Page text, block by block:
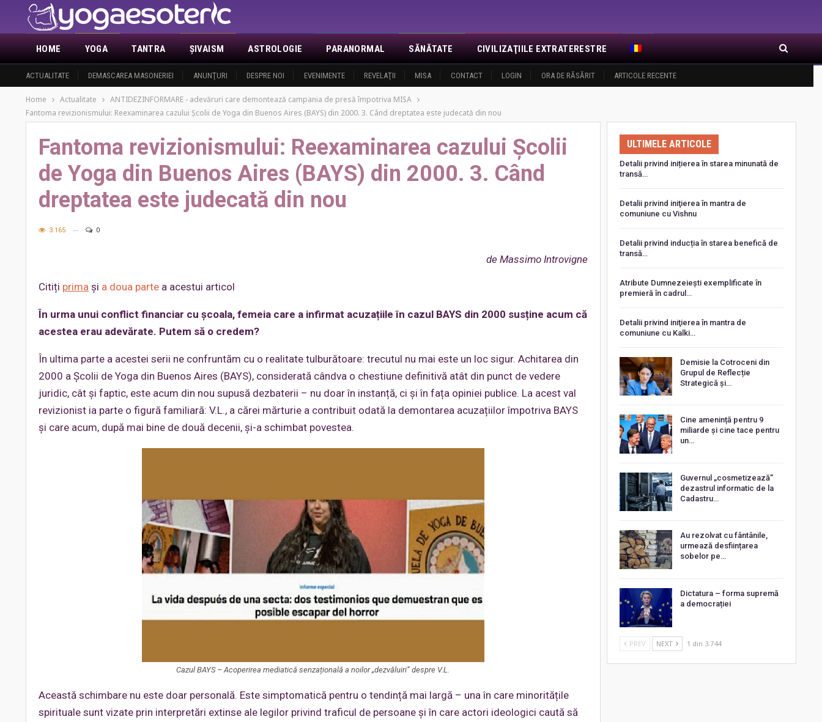
HOME
ACTUALITATE DEMASCAREA MASONERIEI ANUNŢURI DESPRE NOI EVENIMENTE REVELAŢII MISA CONTACT LOGIN ORA DE RĂSĂRIT ARTICOLE RECENTE
YOGA TANTRA ŞIVAISM ASTROLOGIE PARANORMAL SĂNĂTATE CIVILIZAŢIILE EXTRATERESTRE
Home Actualitate
ANTIDEZINFORMARE - adevăruri care demontează campania de presă împotriva MISA
Fantoma revizionismului: Reexaminarea cazului Școlii de Yoga din Buenos Aires (BAYS) din 2000. 3. Când dreptatea este judecată din nou
Fantoma revizionismului: Reexaminarea cazului Școlii
de Yoga din Buenos Aires (BAYS) din 2000. 3. Când
dreptatea este judecată din nou
3.165 0
de Massimo Introvigne
Citiți prima și a doua parte a acestui articol
În urma unui conflict financiar cu școala, femeia care a infirmat acuzațiile în cazul BAYS din 2000 susține acum că
acestea erau adevărate. Putem să o credem?
În ultima parte a acestei serii ne confruntăm cu o realitate tulburătoare: trecutul nu mai este un loc sigur. Achitarea din
2000 a Școlii de Yoga din Buenos Aires (BAYS), considerată cândva o chestiune definitivă atât din punct de vedere
juridic, cât și faptic, este acum din nou supusă dezbaterii – nu doar în instanță, ci și în fața opiniei publice. La acest val
revizionist ia parte o figură familiară: V.L., a cărei mărturie a contribuit odată la demontarea acuzațiilor împotriva BAYS
și care acum, după mai bine de două decenii, și-a schimbat povestea.
Cazul BAYS – Acoperirea mediatică senzațională a noilor „dezvăluiri” despre V.L.
Această schimbare nu este doar personală. Este simptomatică pentru o tendință mai largă – una în care minoritățile
spirituale sunt vizate prin interpretări extinse ale legilor privind traficul de persoane și în care actori ideologici caută să
ULTIMELE ARTICOLE
Detalii privind inițierea în starea minunată de
transă…
Detalii privind iniţierea în mantra de
comuniune cu Vishnu
Detalii privind inducția în starea benefică de
transă…
Atribute Dumnezeiești exemplificate în
premieră în cadrul…
Detalii privind iniţierea în mantra de
comuniune cu Kalki…
Demisie la Cotroceni din
Grupul de Reflecție
Strategică și…
Cine amenință pentru 9
miliarde și cine tace pentru
un…
Guvernul „cosmetizează”
dezastrul informatic de la
Cadastru…
Au rezolvat cu fântânile,
urmează desființarea
sobelor pe…
Dictatura – forma supremă
a democrației
PREV NEXT 1 din 3.744